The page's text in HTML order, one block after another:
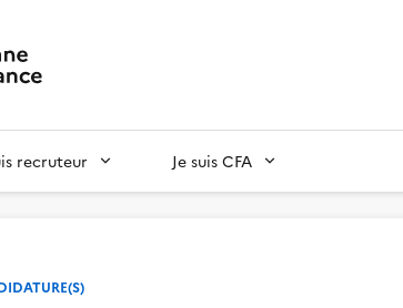
recruteur Je suis CFA